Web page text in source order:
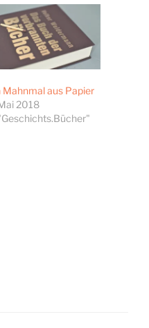
Mahnmal aus Papier
2018